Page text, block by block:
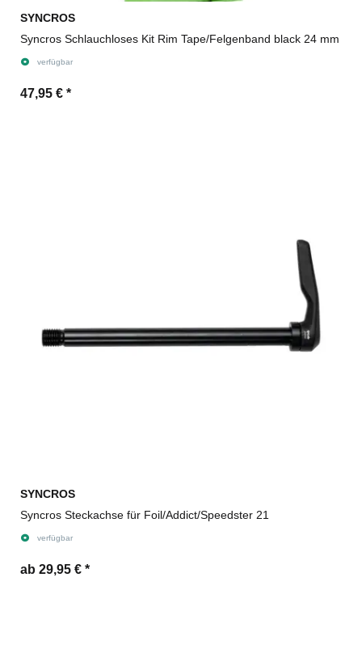
SYNCROS
Syncros Schlauchloses Kit Rim Tape/Felgenband black 24 mm
verfügbar
47,95 € *
SYNCROS
Syncros Steckachse für Foil/Addict/Speedster 21
verfügbar
ab 29,95 € *